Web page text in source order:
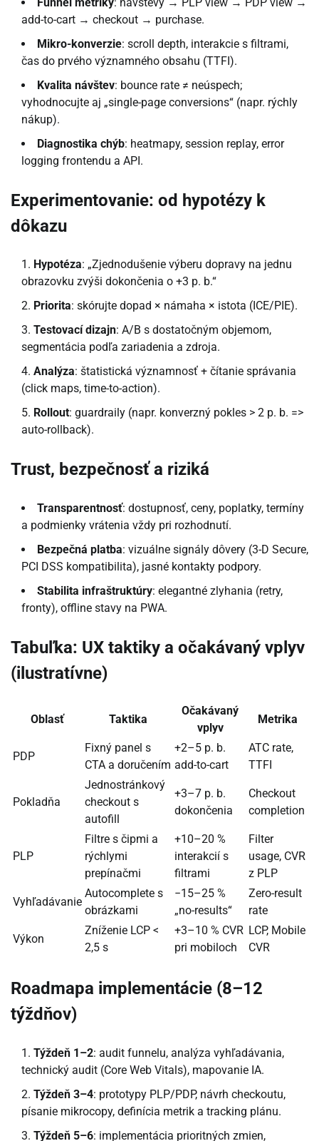
add-to-cart → checkout → purchase.
Mikro-konverzie: scroll depth, interakcie s filtrami,
čas do prvého významného obsahu (TTFI).
Kvalita návštev: bounce rate ≠ neúspech;
vyhodnocujte aj „single-page conversions“ (napr. rýchly
nákup).
Diagnostika chýb: heatmapy, session replay, error
logging frontendu a API.
Experimentovanie: od hypotézy k
dôkazu
Hypotéza: „Zjednodušenie výberu dopravy na jednu
obrazovku zvýši dokončenia o +3 p. b.“
Priorita: skórujte dopad × námaha × istota (ICE/PIE).
Testovací dizajn: A/B s dostatočným objemom,
segmentácia podľa zariadenia a zdroja.
Analýza: štatistická významnosť + čítanie správania
(click maps, time-to-action).
Rollout: guardraily (napr. konverzný pokles > 2 p. b. =>
auto-rollback).
Trust, bezpečnosť a riziká
Transparentnosť: dostupnosť, ceny, poplatky, termíny
a podmienky vrátenia vždy pri rozhodnutí.
Bezpečná platba: vizuálne signály dôvery (3-D Secure,
PCI DSS kompatibilita), jasné kontakty podpory.
Stabilita infraštruktúry: elegantné zlyhania (retry,
fronty), offline stavy na PWA.
Tabuľka: UX taktiky a očakávaný vplyv
(ilustratívne)
Oblasť Taktika
Očakávaný
vplyv
Metrika
PDP
Fixný panel s
CTA a doručením
+2–5 p. b.
add-to-cart
ATC rate,
TTFI
Pokladňa
Jednostránkový
checkout s
autofill
+3–7 p. b.
dokončenia
Checkout
completion
PLP
Filtre s čipmi a
rýchlymi
prepínačmi
+10–20 %
interakcií s
filtrami
Filter
usage, CVR
z PLP
Vyhľadávanie
Autocomplete s
obrázkami
−15–25 %
„no-results“
Zero-result
rate
Výkon
Zníženie LCP <
2,5 s
+3–10 % CVR
pri mobiloch
LCP, Mobile
CVR
Roadmapa implementácie (8–12
týždňov)
Týždeň 1–2: audit funnelu, analýza vyhľadávania,
technický audit (Core Web Vitals), mapovanie IA.
Týždeň 3–4: prototypy PLP/PDP, návrh checkoutu,
písanie mikrocopy, definícia metrik a tracking plánu.
Týždeň 5–6: implementácia prioritných zmien,